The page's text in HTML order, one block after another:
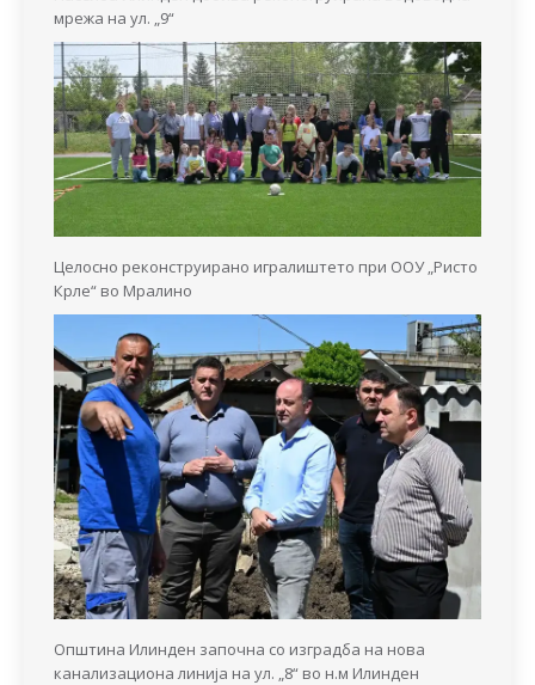
мрежа на ул. „9“
Целосно реконструирано игралиштето при ООУ „Ристо
Крле“ во Мралино
Општина Илинден започна со изградба на нова
канализациона линија на ул. „8“ во н.м Илинден